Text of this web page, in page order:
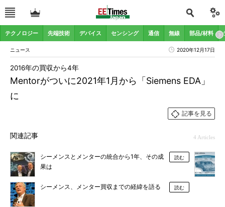
テクノロジー 先端技術 デバイス センシング 通信 無線 部品/材料
ニュース 2020年12月17日
Mentorがついに2021年1月から「Siemens EDA」
に
2016年の買収から4年
記事を見る
関連記事 4 Articles
シーメンスとメンターの統合から1年、その成
果は
読む
シーメンス、メンター買収までの経緯を語る 読む